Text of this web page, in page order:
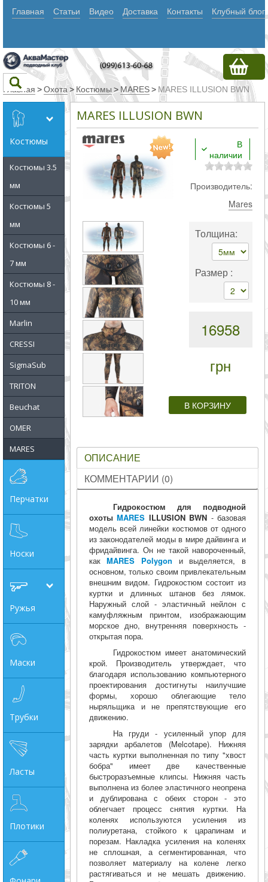
Главная Статьи Видео Доставка Контакты Клубный блог
Текст
Искать
слов
слова
совпадение
Категории
Производитель
_JSHOP_SEARCH_COINS
от
до
грн
Главная >Охота > Костюмы > MARES> MARES ILLUSION BWN
Костюмы
Костюмы 3.5
мм
Костюмы 5
мм
Костюмы 6 -
7 мм
Костюмы 8 -
10 мм
Marlin
CRESSI
SigmaSub
TRITON
Beuchat
OMER
MARES
Перчатки
Носки
Ружья
Маски
Трубки
Ласты
Плотики
MARES ILLUSION BWN
В
наличии
Производитель:
Mares
Толщина:
Размер :
16958
грн
ОПИСАНИЕ
КОММЕНТАРИИ (0)
Гидрокостюм для подводной
охотыMARES ILLUSION BWN - базовая
модель всей линейки костюмов от одного
из законодателей моды в мире дайвинга и
фридайвинга. Он не такой навороченный,
какMARES Polygon и выделяется, в
основном, только своим привлекательным
внешним видом. Гидрокостюм состоит из
куртки и длинных штанов без лямок.
Наружный слой - эластичный нейлон с
камуфляжным принтом, изображающим
морское дно, внутренняя поверхность -
открытая пора.
Гидрокостюм имеет анатомический
крой. Производитель утверждает, что
благодаря использованию компьютерного
проектирования достигнуты наилучшие
формы, хорошо облегающие тело
ныряльщика и не препятствующие его
движению.
На груди - усиленный упор для
зарядки арбалетов (Melcotape). Нижняя
часть куртки выполненная по типу "хвост
бобра" имеет две качественные
быстроразъемные клипсы. Нижняя часть
выполнена из более эластичного неопрена
и дублирована с обеих сторон - это
облегчает процесс снятия куртки. На
коленях используются усиления из
полиуретана, стойкого к царапинам и
порезам. Накладка усиления на коленях
не сплошная, а сегментированная, что
позволяет материалу на колене легко
растягиваться и не мешать движению.